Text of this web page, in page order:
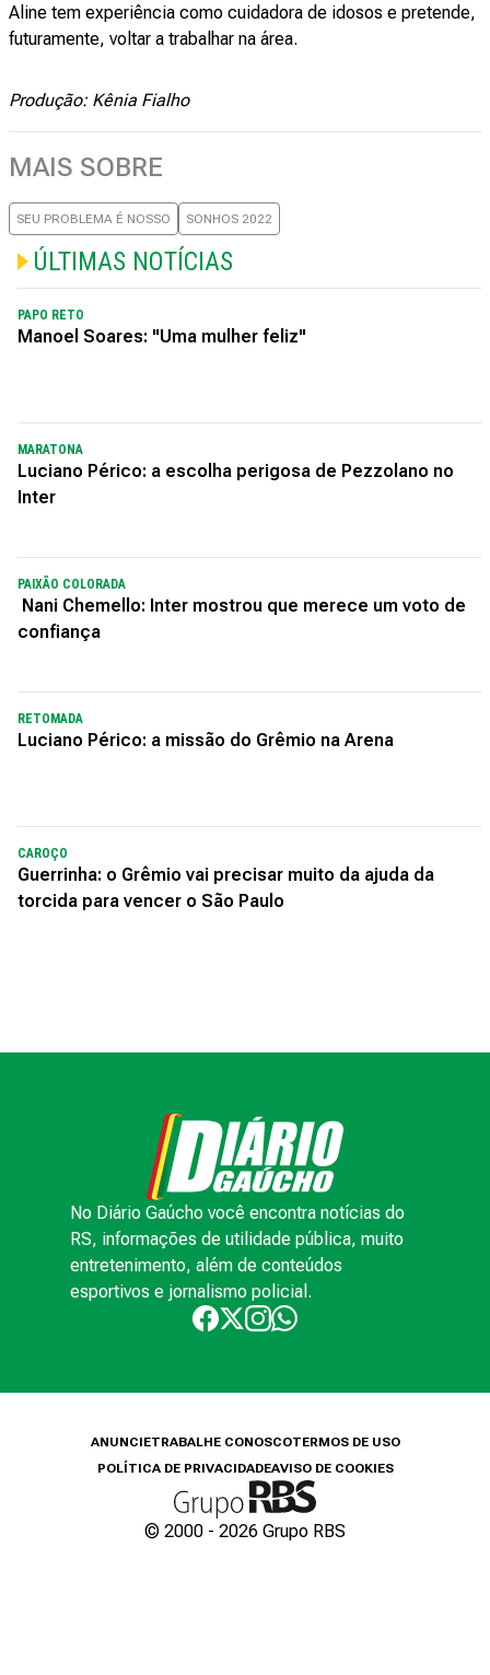
Aline tem experiência como cuidadora de idosos e pretende,
futuramente, voltar a trabalhar na área.
Produção: Kênia Fialho
MAIS SOBRE
SEU PROBLEMA É NOSSO SONHOS 2022
ÚLTIMAS NOTÍCIAS
PAPO RETO
Manoel Soares: "Uma mulher feliz"
MARATONA
Luciano Périco: a escolha perigosa de Pezzolano no
Inter
PAIXÃO COLORADA
Nani Chemello: Inter mostrou que merece um voto de
confiança
RETOMADA
Luciano Périco: a missão do Grêmio na Arena
CAROÇO
Guerrinha: o Grêmio vai precisar muito da ajuda da
torcida para vencer o São Paulo
No Diário Gaúcho você encontra notícias do
RS, informações de utilidade pública, muito
entretenimento, além de conteúdos
esportivos e jornalismo policial.
ANUNCIETRABALHE CONOSCOTERMOS DE USO
POLÍTICA DE PRIVACIDADEAVISO DE COOKIES
© 2000 - 2026 Grupo RBS